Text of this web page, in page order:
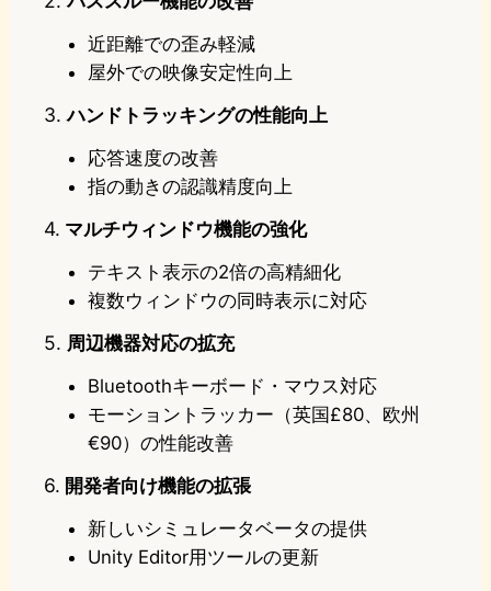
近距離での歪み軽減
屋外での映像安定性向上
3.ハンドトラッキングの性能向上
応答速度の改善
指の動きの認識精度向上
4. マルチウィンドウ機能の強化
テキスト表示の2倍の高精細化
複数ウィンドウの同時表示に対応
5. 周辺機器対応の拡充
Bluetoothキーボード・マウス対応
モーショントラッカー（英国£80、欧州
€90）の性能改善
6. 開発者向け機能の拡張
新しいシミュレータベータの提供
Unity Editor用ツールの更新